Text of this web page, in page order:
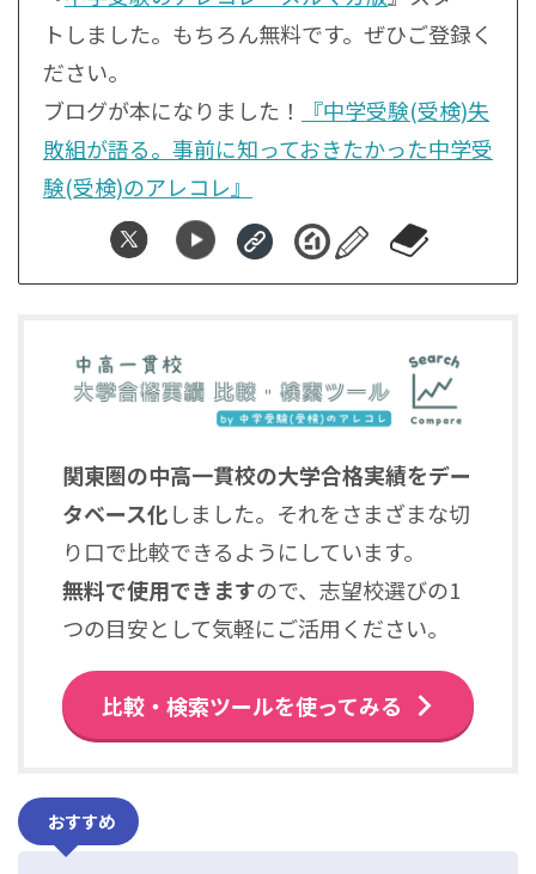
トしました。もちろん無料です。ぜひご登録く
ださい。
ブログが本になりました！
『中学受験(受検)失
敗組が語る。事前に知っておきたかった中学受
験(受検)のアレコレ』
関東圏の中高一貫校の大学合格実績をデー
タベース化しました。それをさまざまな切
り口で比較できるようにしています。
無料で使用できますので、志望校選びの1
つの目安として気軽にご活用ください。
比較・検索ツールを使ってみる
おすすめ